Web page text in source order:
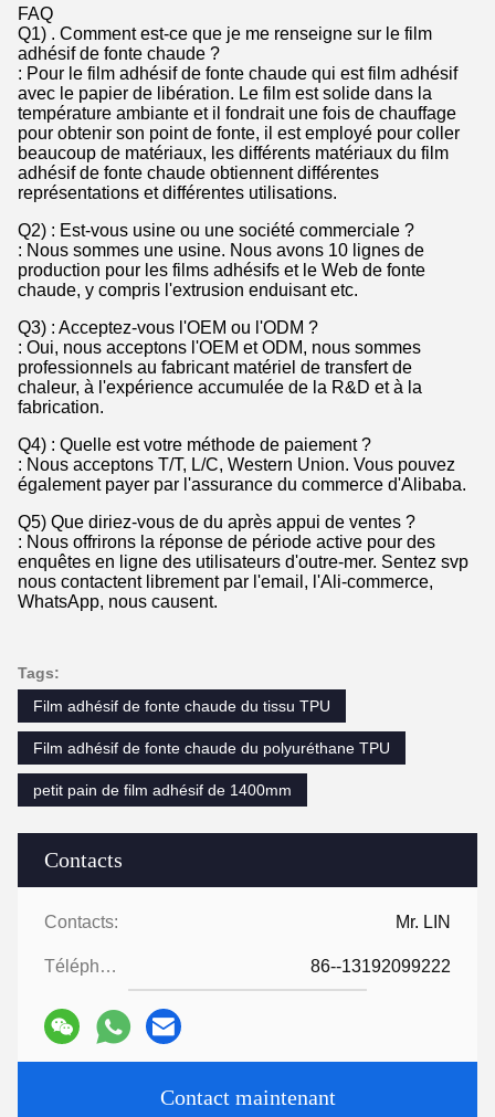
Contacts
Contacts: Mr. LIN
Téléphone: 86--13192099222
Contact maintenant
FAQ
Q1) . Comment est-ce que je me renseigne sur le film
adhésif de fonte chaude ?
: Pour le film adhésif de fonte chaude qui est film adhésif
avec le papier de libération. Le film est solide dans la
température ambiante et il fondrait une fois de chauffage
pour obtenir son point de fonte, il est employé pour coller
beaucoup de matériaux, les différents matériaux du film
adhésif de fonte chaude obtiennent différentes
représentations et différentes utilisations.
Q2) : Est-vous usine ou une société commerciale ?
: Nous sommes une usine. Nous avons 10 lignes de
production pour les films adhésifs et le Web de fonte
chaude, y compris l'extrusion enduisant etc.
Q3) : Acceptez-vous l'OEM ou l'ODM ?
: Oui, nous acceptons l'OEM et ODM, nous sommes
professionnels au fabricant matériel de transfert de
chaleur, à l'expérience accumulée de la R&D et à la
fabrication.
Q4) : Quelle est votre méthode de paiement ?
: Nous acceptons T/T, L/C, Western Union. Vous pouvez
également payer par l'assurance du commerce d'Alibaba.
Q5) Que diriez-vous de du après appui de ventes ?
: Nous offrirons la réponse de période active pour des
enquêtes en ligne des utilisateurs d'outre-mer. Sentez svp
nous contactent librement par l'email, l'Ali-commerce,
WhatsApp, nous causent.
Tags:
Film adhésif de fonte chaude du tissu TPU
Film adhésif de fonte chaude du polyuréthane TPU
petit pain de film adhésif de 1400mm